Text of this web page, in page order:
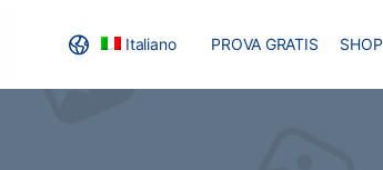
Italiano PROVA GRATIS SHOP